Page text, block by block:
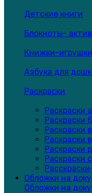
Детские книги
Блокноты-
Книжки-
Азбука для
Раскраски
Раскраски
Раскраски
Раскраски
Раскраски
Раскраски
Раскраски
Обложки на
Обложки на